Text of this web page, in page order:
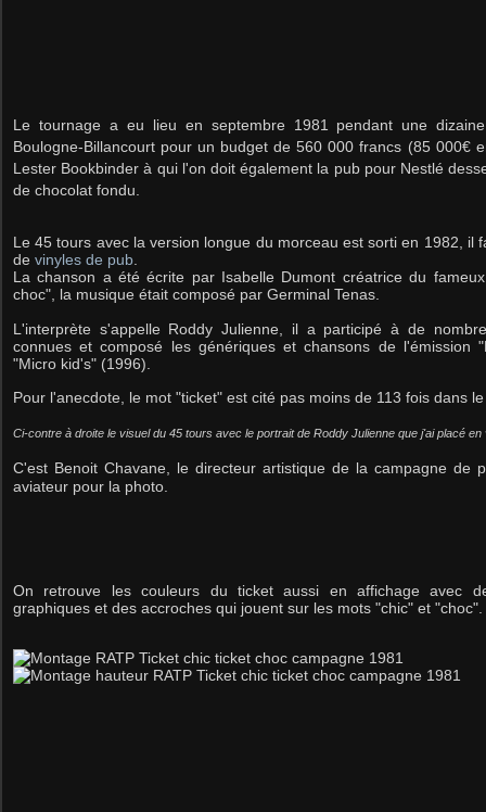
Le tournage a eu lieu en septembre 1981 pendant une
Boulogne-Billancourt pour un budget de 560 000 francs (85 000€
Lester Bookbinder à qui l'on doit également la pub pour Nestlé
de chocolat fondu.
Le 45 tours avec la version longue du morceau est sorti en 1982, il
de vinyles de pub
La chanson a été écrite par Isabelle Dumont créatrice du
choc", la musique était composé par Germinal Tenas.
L'interprète s'appelle Roddy Julienne, il a participé à de
connues et composé les génériques et chansons de l'émission
"Micro kid's" (1996).
Pour l'anecdote, le mot "ticket" est cité pas moins de 113 fois dans
Ci-contre à droite le visuel du 45 tours avec le portrait de Roddy Julienne que j'ai placé en
C'est Benoit Chavane,
le directeur artistique de la campagne de
aviateur pour la photo.
On retrouve les couleurs du ticket aussi en affichage avec
graphiques et des accroches qui jouent sur les mots "chic" et "choc".